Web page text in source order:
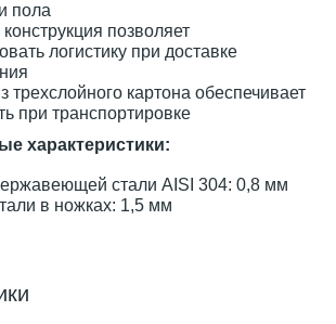
пола
позволяет
логистику при доставке
трехслойного картона обеспечивает
при транспортировке
характеристики:
стали AISI 304: 0,8 мм
в ножках: 1,5 мм